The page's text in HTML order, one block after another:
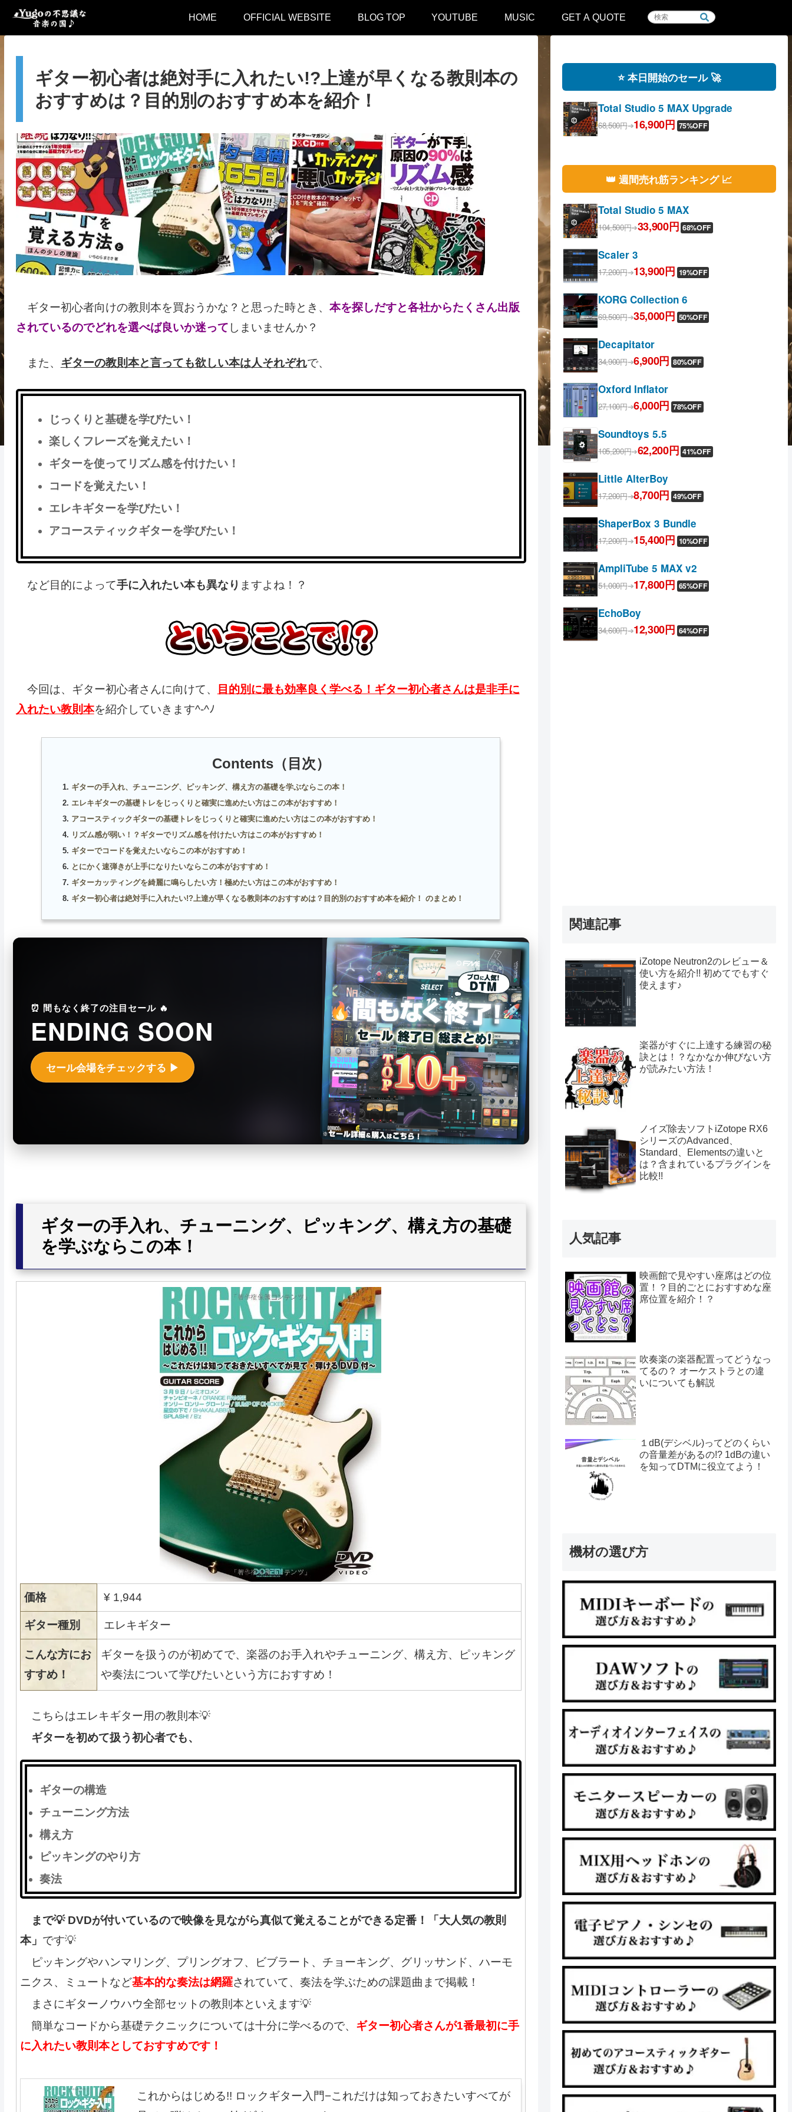
HOME OFFICIAL WEBSITE BLOG TOP YOUTUBE MUSIC GET A QUOTE
ギター初心者は絶対手に入れたい!?上達が早くなる教則本の
おすすめは？目的別のおすすめ本を紹介！
ギター初心者向けの教則本を買おうかな？と思った時とき、 本を探しだすと各社からたくさん出版
されているのでどれを選べば良いか迷って しまいませんか？
また、 ギターの教則本と言っても欲しい本は人それぞれで、
じっくりと基礎を学びたい！
楽しくフレーズを覚えたい！
ギターを使ってリズム感を付けたい！
コードを覚えたい！
エレキギターを学びたい！
アコースティックギターを学びたい！
など目的によって手に入れたい本も異なり ますよね！？
今回は、ギター初心者さんに向けて、
目的別に最も効率良く学べる！ギター初心者さんは是非手に
入れたい教則本を紹介していきます^-^ﾉ
Contents（目次）
ギターの手入れ、チューニング、ピッキング、構え方の基礎を学ぶならこの本！
エレキギターの基礎トレをじっくりと確実に進めたい方はこの本がおすすめ！
アコースティックギターの基礎トレをじっくりと確実に進めたい方はこの本がおすすめ！
リズム感が弱い！？ギターでリズム感を付けたい方はこの本がおすすめ！
ギターでコードを覚えたいならこの本がおすすめ！
とにかく速弾きが上手になりたいならこの本がおすすめ！
ギターカッティングを綺麗に鳴らしたい方！極めたい方はこの本がおすすめ！
ギター初心者は絶対手に入れたい!?上達が早くなる教則本のおすすめは？目的別のおすすめ本を紹介！ のまとめ！
⏰ 間もなく終了の注目セール 🔥
ENDING SOON
セール会場をチェックする ▶︎
ギターの手入れ、チューニング、ピッキング、構え方の基礎
を学ぶならこの本！
価格 ¥ 1,944
ギター種別 エレキギター
こんな方にお
すすめ！
ギターを扱うのが初めてで、楽器のお手入れやチューニング、構え方、ピッキング
や奏法について学びたいという方におすすめ！
こちらはエレキギター用の教則本💡
ギターを初めて扱う初心者でも、
ギターの構造
チューニング方法
構え方
ピッキングのやり方
奏法
まで💡 DVDが付いているので映像を見ながら真似て覚えることができる定番！「大人気の教則
本」 です💡
ピッキングやハンマリング、プリングオフ、ビブラート、チョーキング、グリッサンド、ハーモ
ニクス、ミュートなど基本的な奏法は網羅されていて、奏法を学ぶための課題曲まで掲載！
まさにギターノウハウ全部セットの教則本といえます💡
簡単なコードから基礎テクニックについては十分に学べるので、 ギター初心者さんが1番最初に手
に入れたい教則本としておすすめです！
これからはじめる!! ロックギター入門−これだけは知っておきたいすべてが
⭐️ 本日開始のセール 🚀
Total Studio 5 MAX Upgrade
68,500円➔16,900円 75%OFF
👑 週間売れ筋ランキング 📈
Total Studio 5 MAX
104,500円➔33,900円 68%OFF
Scaler 3
17,200円➔13,900円 19%OFF
KORG Collection 6
69,500円➔35,000円 50%OFF
Decapitator
34,900円➔6,900円 80%OFF
Oxford Inflator
27,100円➔6,000円 78%OFF
Soundtoys 5.5
105,200円➔62,200円 41%OFF
Little AlterBoy
17,200円➔8,700円 49%OFF
ShaperBox 3 Bundle
17,200円➔15,400円 10%OFF
AmpliTube 5 MAX v2
51,000円➔17,800円 65%OFF
EchoBoy
34,600円➔12,300円 64%OFF
関連記事
iZotope Neutron2のレビュー＆
使い方を紹介!! 初めてでもすぐ
使えます♪
楽器がすぐに上達する練習の秘
訣とは！？なかなか伸びない方
が読みたい方法！
ノイズ除去ソフトiZotope RX6
シリーズのAdvanced、
Standard、Elementsの違いと
は？含まれているプラグインを
比較!!
人気記事
映画館で見やすい座席はどの位
置！？目的ごとにおすすめな座
席位置を紹介！？
吹奏楽の楽器配置ってどうなっ
てるの？ オーケストラとの違
いについても解説
１dB(デシベル)ってどのくらい
の音量差があるの!? 1dBの違い
を知ってDTMに役立てよう！
機材の選び方